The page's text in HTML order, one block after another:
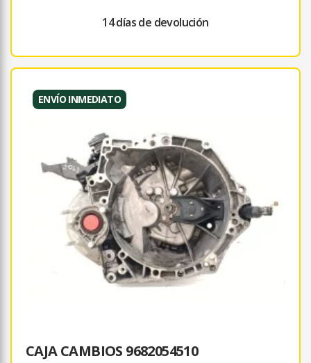
14 días de devolución
ENVÍO INMEDIATO
CAJA CAMBIOS 9682054510